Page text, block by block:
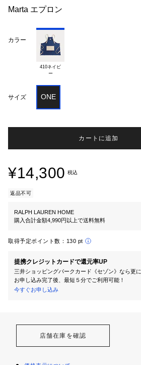
Marta エプロン
カラー
410ネイビ
ー
サイズ ONE
カートに追加
¥14,300 税込
返品不可
RALPH LAUREN HOME
購入合計金額4,990円以上で送料無料
取得予定ポイント数： 130 pt
提携クレジットカードで還元率UP
三井ショッピングパークカード《セゾン》なら更
お申し込み完了後、最短５分でご利用可能！
今すぐお申し込み
店舗在庫を確認